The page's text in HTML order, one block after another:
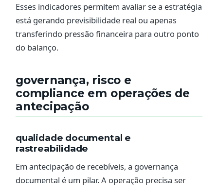
Esses indicadores permitem avaliar se a estratégia
está gerando previsibilidade real ou apenas
transferindo pressão financeira para outro ponto
do balanço.
governança, risco e
compliance em operações de
antecipação
qualidade documental e
rastreabilidade
Em antecipação de recebíveis, a governança
documental é um pilar. A operação precisa ser